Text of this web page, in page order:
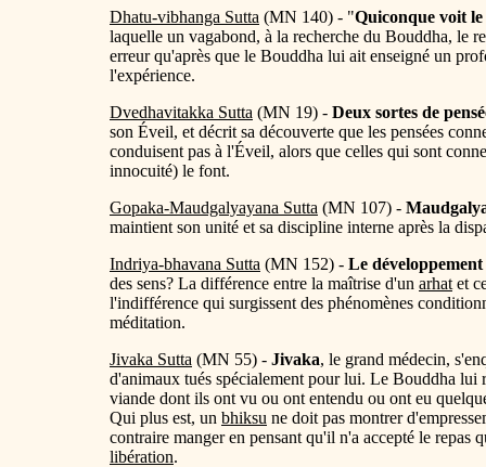
Dhatu-vibhanga Sutta (MN 140) - "Quiconque voit
laquelle un vagabond, à la recherche du Bouddha, le
erreur qu'après que le Bouddha lui ait enseigné un
l'expérience.
Dvedhavitakka Sutta (MN 19) - Deux sortes de
son Éveil, et décrit sa découverte que les pensées
conduisent pas à l'Éveil, alors que celles qui sont
innocuité) le font.
Gopaka-Maudgalyayana Sutta (MN 107) -
maintient son unité et sa discipline interne après la
Indriya-bhavana Sutta (MN 152) - Le développement
des sens? La différence entre la maîtrise d'un arhat et
l'indifférence qui surgissent des phénomènes
méditation.
Jivaka Sutta (MN 55) - Jivaka, le grand médecin,
d'animaux tués spécialement pour lui. Le Bouddha
viande dont ils ont vu ou ont entendu ou ont eu
Qui plus est, un bhiksu ne doit pas montrer
contraire manger en pensant qu'il n'a accepté le repas
libération.